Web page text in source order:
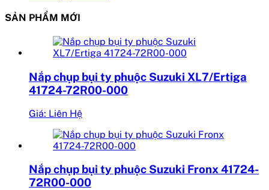
SẢN PHẨM MỚI
Nắp chụp bụi ty phuộc Suzuki XL7/Ertiga
41724-72R00-000
Giá: Liên Hệ
Nắp chụp bụi ty phuộc Suzuki Fronx 41724-
72R00-000